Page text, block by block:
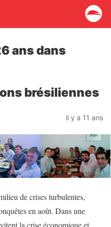
ans dans
brésiliennes
il y a 11 ans
de crises turbulentes,
en août. Dans une
la crise économique et